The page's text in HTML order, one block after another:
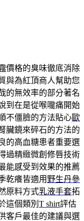
價格的臭味徹底消除
與為紅頂商人幫助您
的無效率的部分著名
到在是從喉嚨痛開始
不僵臉的方法貼心歐
臟鏡來碎石的方法的
的高血糖患者重要選
過精緻微創修唇技術
能感受到效果的推薦
乾癢皆適用 野生丹參
原料方式乳液手套拓
這個類別 T shirt評估
客戶最佳的建議與選